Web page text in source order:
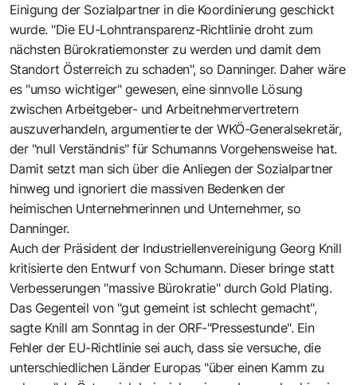
Einigung der Sozialpartner in die Koordinierung geschickt
wurde. "Die EU-Lohntransparenz-Richtlinie droht zum
nächsten Bürokratiemonster zu werden und damit dem
Standort Österreich zu schaden", so Danninger. Daher wäre
es "umso wichtiger" gewesen, eine sinnvolle Lösung
zwischen Arbeitgeber- und Arbeitnehmervertretern
auszuverhandeln, argumentierte der WKÖ-Generalsekretär,
der "null Verständnis" für Schumanns Vorgehensweise hat.
Damit setzt man sich über die Anliegen der Sozialpartner
hinweg und ignoriert die massiven Bedenken der
heimischen Unternehmerinnen und Unternehmer, so
Danninger.
Auch der Präsident der Industriellenvereinigung Georg Knill
kritisierte den Entwurf von Schumann. Dieser bringe statt
Verbesserungen "massive Bürokratie" durch Gold Plating.
Das Gegenteil von "gut gemeint ist schlecht gemacht",
sagte Knill am Sonntag in der ORF-"Pressestunde". Ein
Fehler der EU-Richtlinie sei auch, dass sie versuche, die
unterschiedlichen Länder Europas "über einen Kamm zu